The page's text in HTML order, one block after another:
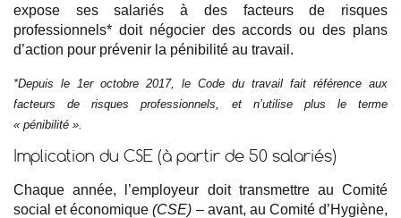
expose ses salariés à des facteurs de risques
professionnels* doit négocier des accords ou des plans
d’action pour prévenir la pénibilité au travail.
*Depuis le 1er octobre 2017, le Code du travail fait référence aux
facteurs de risques professionnels, et n’utilise plus le terme
« pénibilité ».
Implication du CSE (à partir de 50 salariés)
Chaque année, l’employeur doit transmettre au Comité
social et économique(CSE) – avant, au Comité d’Hygiène,